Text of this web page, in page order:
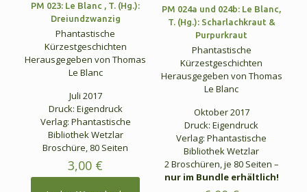
PM 023: Le Blanc , T. (Hg.):
Dreiundzwanzig
Phantastische
Kürzestgeschichten
Herausgegeben von Thomas
Le Blanc
Juli 2017
Druck: Eigendruck
Verlag: Phantastische
Bibliothek Wetzlar
Broschüre, 80 Seiten
3,00 €
PM 024a und 024b: Le Blanc,
T. (Hg.): Scharlachkraut &
Purpurkraut
Phantastische
Kürzestgeschichten
Herausgegeben von Thomas
Le Blanc
Oktober 2017
Druck: Eigendruck
Verlag: Phantastische
Bibliothek Wetzlar
2 Broschüren, je 80 Seiten –
nur im Bundle erhältlich!